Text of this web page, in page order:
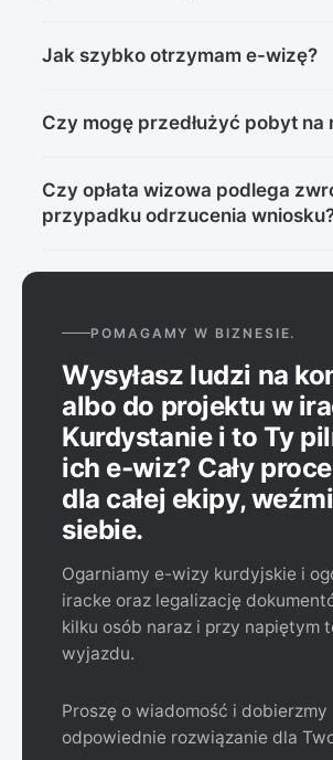
potrzeby posiadania gwaranta.
Jak szybko otrzymam e-wizę?
ciągu 1-2 dni po poprawnym złożeniu
wyjaśnienia.
Czy mogę przedłużyć pobyt na
w odpowiednich urzędach.
Czy opłata wizowa podlega
przypadku odrzucenia
Nie, opłata jest administracyjna i nie
POMAGAMY W BIZNESIE.
Wysyłasz ludzi na
albo do projektu w
Kurdystanie i to Ty
ich e-wiz? Cały
dla całej ekipy,
siebie.
Ogarniamy e-wizy kurdyjskie i
iracke oraz legalizację
kilku osób naraz i przy napiętym
wyjazdu.
Proszę o wiadomość i dobierzmy
odpowiednie rozwiązanie dla